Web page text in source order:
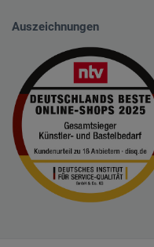
Auszeichnungen